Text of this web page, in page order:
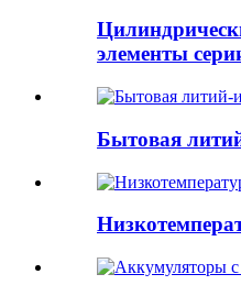
элементы
Бытовая